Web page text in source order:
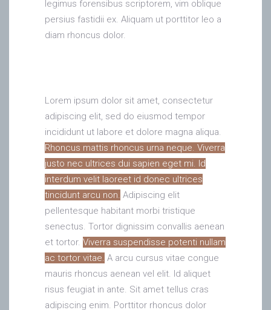
legimus forensibus scriptorem, vim oblique
persius fastidii ex. Aliquam ut porttitor leo a
diam rhoncus dolor.
Lorem ipsum dolor sit amet, consectetur
adipiscing elit, sed do eiusmod tempor
incididunt ut labore et dolore magna aliqua.
Rhoncus mattis rhoncus urna neque. Viverra
justo nec ultrices dui sapien eget mi. Id
interdum velit laoreet id donec ultrices
tincidunt arcu non. Adipiscing elit
pellentesque habitant morbi tristique
senectus. Tortor dignissim convallis aenean
et tortor. Viverra suspendisse potenti nullam
ac tortor vitae. A arcu cursus vitae congue
mauris rhoncus aenean vel elit. Id aliquet
risus feugiat in ante. Sit amet tellus cras
adipiscing enim. Porttitor rhoncus dolor